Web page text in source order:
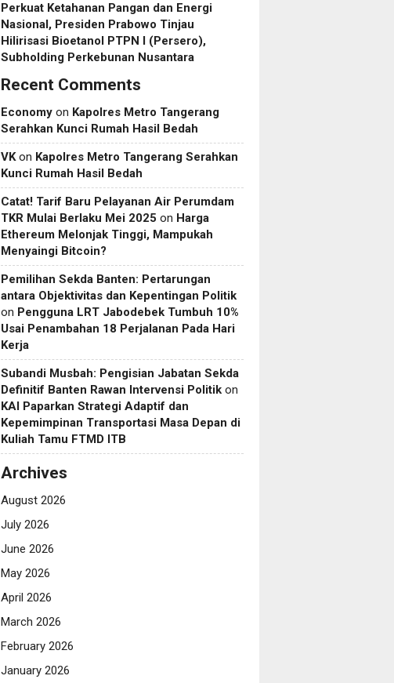
Perkuat Ketahanan Pangan dan Energi
Nasional, Presiden Prabowo Tinjau
Hilirisasi Bioetanol PTPN I (Persero),
Subholding Perkebunan Nusantara
Recent Comments
Economy on Kapolres Metro Tangerang
Serahkan Kunci Rumah Hasil Bedah
VKon Kapolres Metro Tangerang Serahkan
Kunci Rumah Hasil Bedah
Catat! Tarif Baru Pelayanan Air Perumdam
TKR Mulai Berlaku Mei 2025 on Harga
Ethereum Melonjak Tinggi, Mampukah
Menyaingi Bitcoin?
Pemilihan Sekda Banten: Pertarungan
antara Objektivitas dan Kepentingan Politik
on Pengguna LRT Jabodebek Tumbuh 10%
Usai Penambahan 18 Perjalanan Pada Hari
Kerja
Subandi Musbah: Pengisian Jabatan Sekda
Definitif Banten Rawan Intervensi Politik on
KAI Paparkan Strategi Adaptif dan
Kepemimpinan Transportasi Masa Depan di
Kuliah Tamu FTMD ITB
Archives
August 2026
July 2026
June 2026
May 2026
April 2026
March 2026
February 2026
January 2026